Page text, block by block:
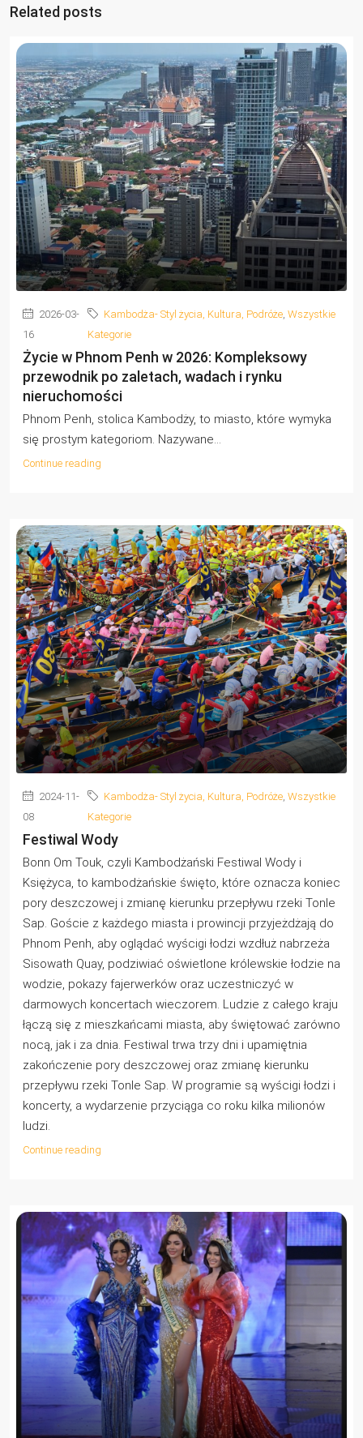
Related posts
2026-03-
16
Kambodża- Styl życia, Kultura, Podróże,Wszystkie
Kategorie
Życie w Phnom Penh w 2026: Kompleksowy
przewodnik po zaletach, wadach i rynku
nieruchomości
Phnom Penh, stolica Kambodży, to miasto, które wymyka
się prostym kategoriom. Nazywane...
Continue reading
2024-11-
08
Kambodża- Styl życia, Kultura, Podróże,Wszystkie
Kategorie
Festiwal Wody
Bonn Om Touk, czyli Kambodżański Festiwal Wody i
Księżyca, to kambodżańskie święto, które oznacza koniec
pory deszczowej i zmianę kierunku przepływu rzeki Tonle
Sap. Goście z każdego miasta i prowincji przyjeżdżają do
Phnom Penh, aby oglądać wyścigi łodzi wzdłuż nabrzeża
Sisowath Quay, podziwiać oświetlone królewskie łodzie na
wodzie, pokazy fajerwerków oraz uczestniczyć w
darmowych koncertach wieczorem. Ludzie z całego kraju
łączą się z mieszkańcami miasta, aby świętować zarówno
nocą, jak i za dnia. Festiwal trwa trzy dni i upamiętnia
zakończenie pory deszczowej oraz zmianę kierunku
przepływu rzeki Tonle Sap. W programie są wyścigi łodzi i
koncerty, a wydarzenie przyciąga co roku kilka milionów
ludzi.
Continue reading